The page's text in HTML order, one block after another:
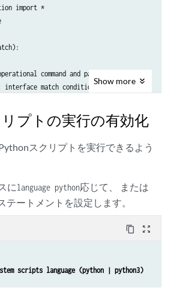
match', required=False, default='')
interfaces ' + args.match + ' | display xml'
the RPC output
rpc-reply \
interface']"):
name()='name']")[0].text
for each interface to a list
'interface')
name
import *
command and parse output
interface match condition
dev:
dev.rpc.get_interface_information( )
Show more
プトの実行の有効化
スクリプトを実行できるよう
にlanguage python応じて、 または
テートメントを設定します。
content_copy zoom_out_map
scripts language (python | python3)